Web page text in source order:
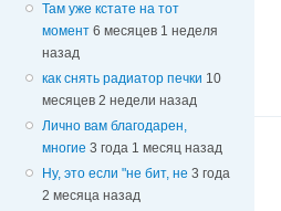
Там уже кстате на тот
момент 6 месяцев 1 неделя
назад
как снять радиатор печки 10
месяцев 2 недели назад
Лично вам благодарен,
многие 3 года 1 месяц назад
Ну, это если "не бит, не 3 года
2 месяца назад